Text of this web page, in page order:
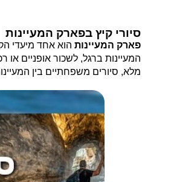
סיורי קיץ בפארק המעיינות
פארק המעיינות הוא אחד מיעדי
המעיינות ברגל, לשכור אופניים או
מלא, סיורים משפחתיים בין